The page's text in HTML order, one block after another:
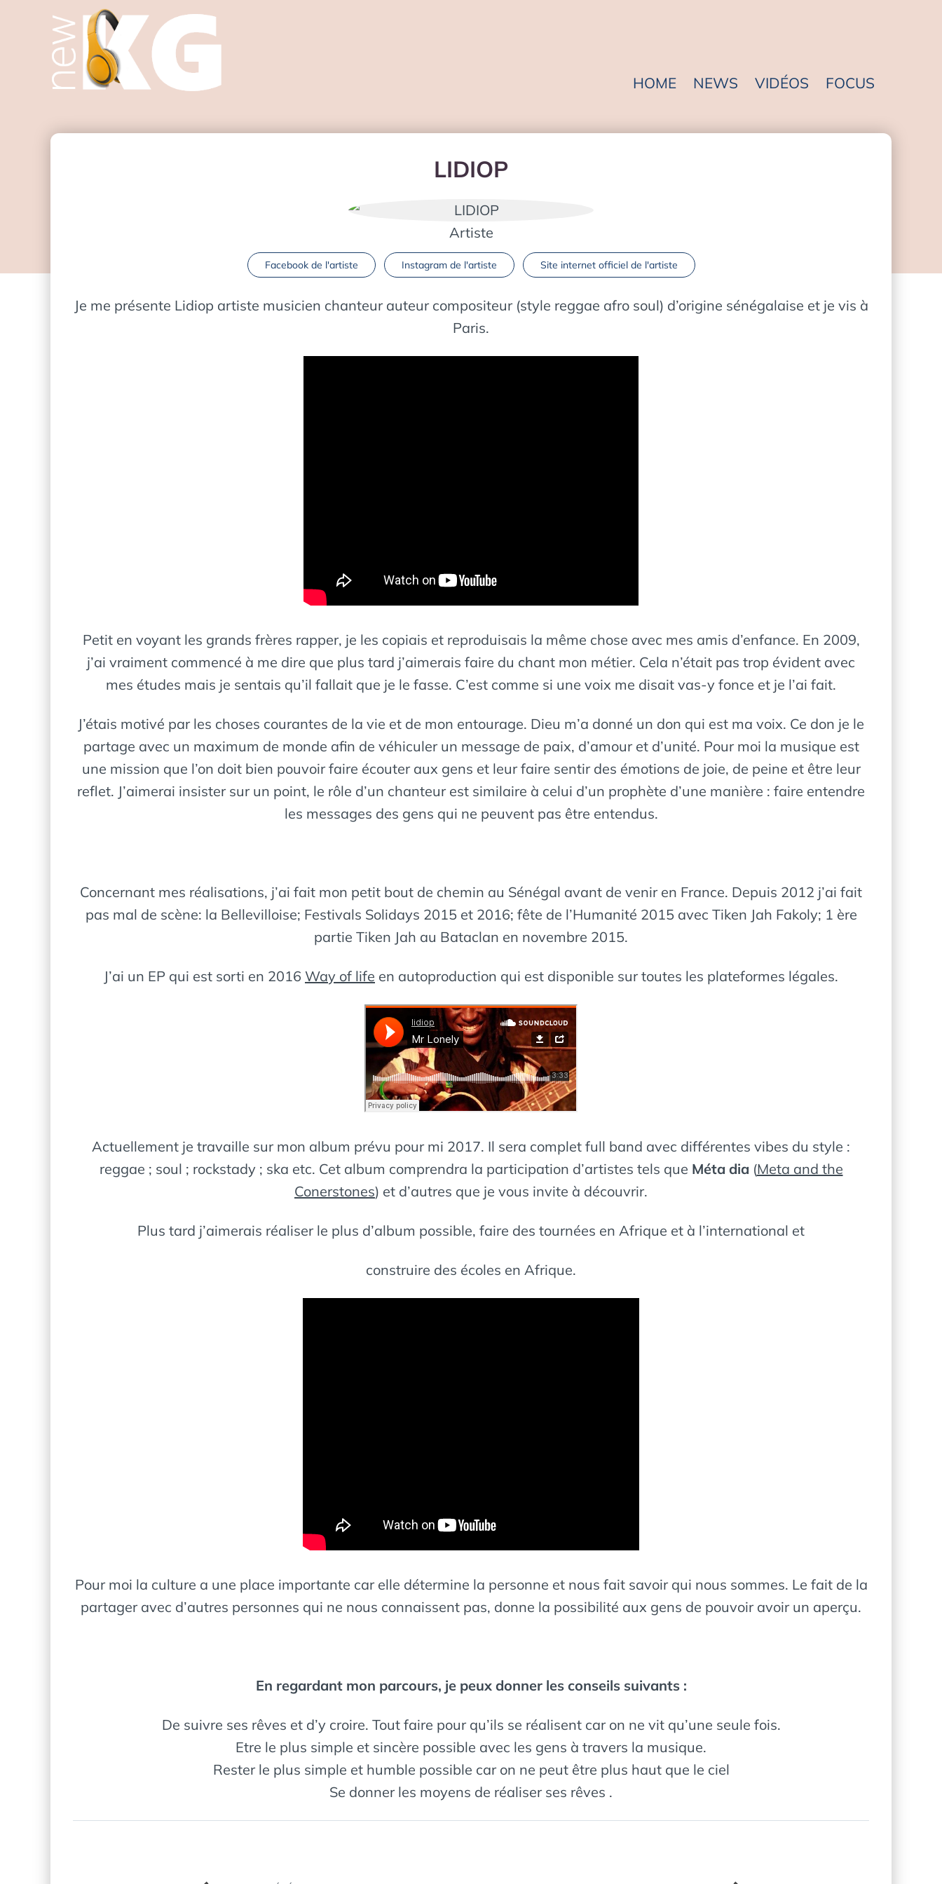
HOME NEWS VIDÉOS FOCUS
LIDIOP
Artiste
Facebook de l'artiste Instagram de l'artiste Site internet officiel de l'artiste
Je me présente Lidiop artiste musicien chanteur auteur compositeur (style reggae afro soul) d’origine sénégalaise et je vis à
Paris.
Petit en voyant les grands frères rapper, je les copiais et reproduisais la même chose avec mes amis d’enfance. En 2009,
j’ai vraiment commencé à me dire que plus tard j’aimerais faire du chant mon métier. Cela n’était pas trop évident avec
mes études mais je sentais qu’il fallait que je le fasse. C’est comme si une voix me disait vas-y fonce et je l’ai fait.
J’étais motivé par les choses courantes de la vie et de mon entourage. Dieu m’a donné un don qui est ma voix. Ce don je le
partage avec un maximum de monde afin de véhiculer un message de paix, d’amour et d’unité. Pour moi la musique est
une mission que l’on doit bien pouvoir faire écouter aux gens et leur faire sentir des émotions de joie, de peine et être leur
reflet. J’aimerai insister sur un point, le rôle d’un chanteur est similaire à celui d’un prophète d’une manière : faire entendre
les messages des gens qui ne peuvent pas être entendus.
Concernant mes réalisations, j’ai fait mon petit bout de chemin au Sénégal avant de venir en France. Depuis 2012 j’ai fait
pas mal de scène: la Bellevilloise; Festivals Solidays 2015 et 2016; fête de l’Humanité 2015 avec Tiken Jah Fakoly; 1 ère
partie Tiken Jah au Bataclan en novembre 2015.
J’ai un EP qui est sorti en 2016 Way of life en autoproduction qui est disponible sur toutes les plateformes légales.
Actuellement je travaille sur mon album prévu pour mi 2017. Il sera complet full band avec différentes vibes du style :
reggae ; soul ; rockstady ; ska etc. Cet album comprendra la participation d’artistes tels que Méta dia(Meta and the
Conerstones) et d’autres que je vous invite à découvrir.
Plus tard j’aimerais réaliser le plus d’album possible, faire des tournées en Afrique et à l’international et
construire des écoles en Afrique.
Pour moi la culture a une place importante car elle détermine la personne et nous fait savoir qui nous sommes. Le fait de la
partager avec d’autres personnes qui ne nous connaissent pas, donne la possibilité aux gens de pouvoir avoir un aperçu.
En regardant mon parcours, je peux donner les conseils suivants :
De suivre ses rêves et d’y croire. Tout faire pour qu’ils se réalisent car on ne vit qu’une seule fois.
Etre le plus simple et sincère possible avec les gens à travers la musique.
Rester le plus simple et humble possible car on ne peut être plus haut que le ciel
Se donner les moyens de réaliser ses rêves .